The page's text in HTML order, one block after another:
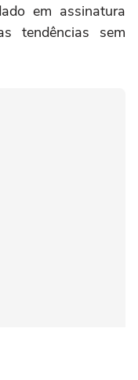
em assinatura
tendências sem